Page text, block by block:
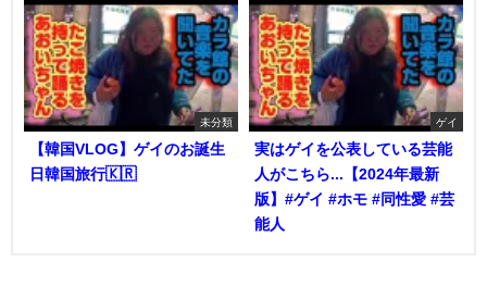
未分類
【韓国VLOG】ゲイのお誕生
日韓国旅行🇰🇷
ゲイ
実はゲイを公表している芸能
人がこちら...【2024年最新
版】#ゲイ #ホモ #同性愛 #芸
能人